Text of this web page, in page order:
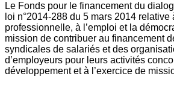
Le Fonds pour le financement du
loi n°2014-288 du 5 mars 2014 relative
professionnelle, à l’emploi et la
mission de contribuer au financement
syndicales de salariés et des
d’employeurs pour leurs activités
développement et à l’exercice de